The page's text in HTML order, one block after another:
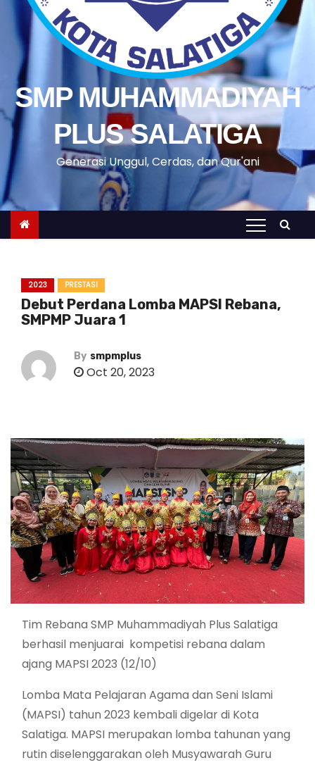
SMP MUHAMMADIYAH
PLUS SALATIGA
Generasi Unggul, Cerdas, dan Qur'ani
2023 PRESTASI
Debut Perdana Lomba MAPSI Rebana,
SMPMP Juara 1
By smpmplus
Oct 20, 2023
Tim Rebana SMP Muhammadiyah Plus Salatiga
berhasil menjuarai kompetisi rebana dalam
ajang MAPSI 2023 (12/10)
Lomba Mata Pelajaran Agama dan Seni Islami
(MAPSI) tahun 2023 kembali digelar di Kota
Salatiga. MAPSI merupakan lomba tahunan yang
rutin diselenggarakan oleh Musyawarah Guru